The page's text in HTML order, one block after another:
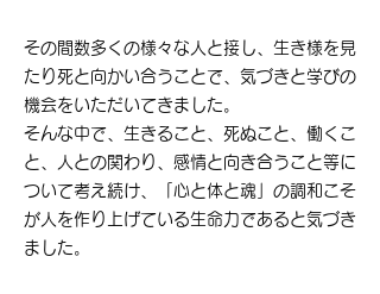
その間数多くの様々な人と接し、生き様を見
たり死と向かい合うことで、気づきと学びの
機会をいただいてきました。
そんな中で、生きること、死ぬこと、働くこ
と、人との関わり、感情と向き合うこと等に
ついて考え続け、「心と体と魂」の調和こそ
が人を作り上げている生命力であると気づき
ました。